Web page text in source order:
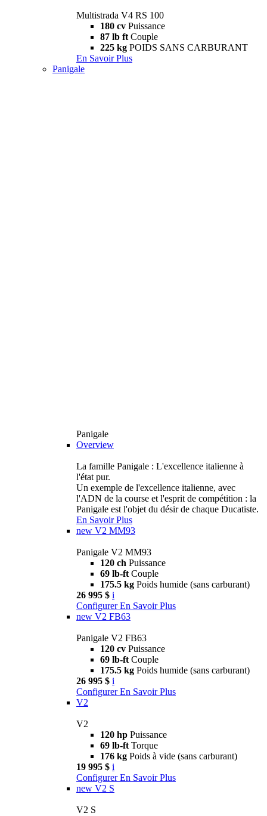
Multistrada V4 RS 100
180 cv Puissance
87 lb ft Couple
225 kg POIDS SANS CARBURANT
En Savoir Plus
Panigale
Panigale
Overview
La famille Panigale : L'excellence italienne à
l'état pur.
Un exemple de l'excellence italienne, avec
l'ADN de la course et l'esprit de compétition : la
Panigale est l'objet du désir de chaque Ducatiste.
En Savoir Plus
new V2 MM93
Panigale V2 MM93
120 ch Puissance
69 lb-ft Couple
175.5 kg Poids humide (sans carburant)
26 995 $ i
Configurer En Savoir Plus
new V2 FB63
Panigale V2 FB63
120 cv Puissance
69 lb-ft Couple
175.5 kg Poids humide (sans carburant)
26 995 $ i
Configurer En Savoir Plus
V2
V2
120 hp Puissance
69 lb-ft Torque
176 kg Poids à vide (sans carburant)
19 995 $ i
Configurer En Savoir Plus
new V2 S
V2 S